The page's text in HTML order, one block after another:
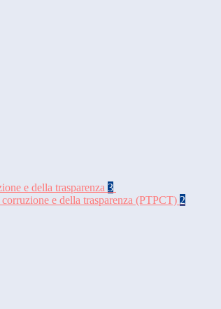
e della trasparenza 3
e della trasparenza (PTPCT) 2